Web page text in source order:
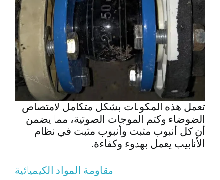
تعمل هذه المكونات بشكل متكامل لامتصاص
الضوضاء وكتم الموجات الصوتية، مما يضمن
أن كل أنبوب مثبت وأنبوب مثبت في نظام
الأنابيب يعمل بهدوء وكفاءة.
مقاومة المواد الكيميائية